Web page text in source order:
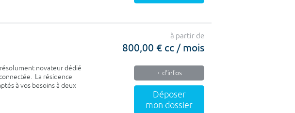
novateur dédié
La résidence
à vos besoins à deux
à partir de
800,00 € cc / mois
+ d'infos
Déposer
mon dossier